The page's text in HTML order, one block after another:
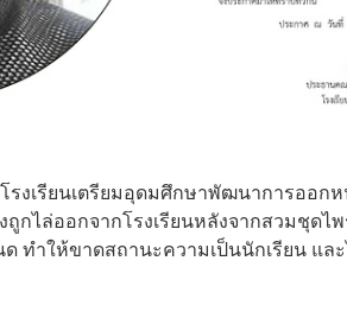
รงเรียนเตรียมอุดมศึกษาพัฒนาการออก
กไล่ออกจากโรงเรียนหลังจากสวมชุดไ
ทำให้ขาดสถานะความเป็นนักเรียน แล